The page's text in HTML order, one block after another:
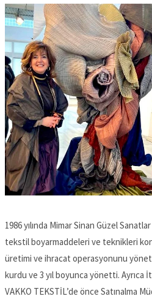
1986 yılında Mimar Sinan Güzel
tekstil boyarmaddeleri ve teknikleri
üretimi ve ihracat operasyonunu yönetti.
kurdu ve 3 yıl boyunca yönetti. Ayrıca
VAKKO TEKSTİL’de önce Satınalma